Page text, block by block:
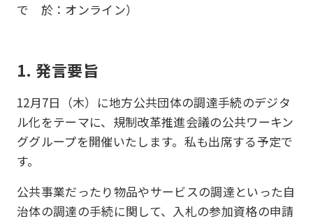
で 於：オンライン）
1. 発言要旨
12月7日（木）に地方公共団体の調達手続のデジタ
ル化をテーマに、規制改革推進会議の公共ワーキン
ググループを開催いたします。私も出席する予定で
す。
公共事業だったり物品やサービスの調達といった自
治体の調達の手続に関して、入札の参加資格の申請